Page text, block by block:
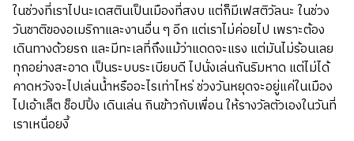
ในช่วงที่เราไปนะเดสตินเป็นเมืองที่สงบ แต่ก็มีเฟสติวัลนะ ในช่วง
วันชาติของอเมริกาและงานอื่น ๆ อีก แต่เราไม่ค่อยไป เพราะต้อง
เดินทางด้วยรถ และมีทะเลที่ถึงแม้ว่าแดดจะแรง แต่มันไม่ร้อนเลย
ทุกอย่างสะอาด เป็นระบบระเบียบดี ไปนั่งเล่นกันริมหาด แต่ไม่ได้
คาดหวังจะไปเล่นน้ำหรืออะไรเท่าไหร่ ช่วงวันหยุดจะอยู่แค่ในเมือง
ไปเอ้าเล็ต ช็อปปิ้ง เดินเล่น กินข้าวกับเพื่อน ให้รางวัลตัวเองในวันที่
เราเหนื่อยงี้